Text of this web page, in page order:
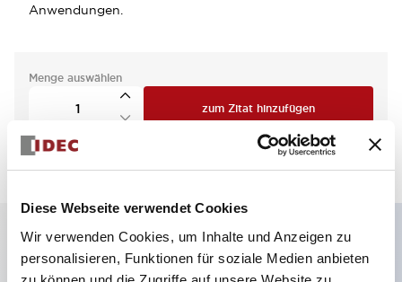
Diese Webseite verwendet Cookies
Wir verwenden Cookies, um Inhalte und Anzeigen zu
personalisieren, Funktionen für soziale Medien anbieten
Anwendungen.
Menge auswählen
zum Zitat hinzufügen
Hauptmerkmale